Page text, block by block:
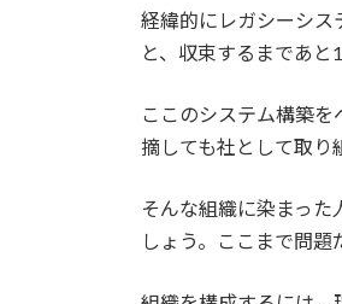
経緯的にレガシーシス
と、収束するまであと
ここのシステム構築
摘しても社として取り
そんな組織に染まっ
しょう。ここまで問